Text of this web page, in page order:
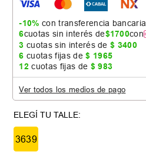
-10% con transferencia bancaria
6cuotas sin interés de$1700con
3 cuotas sin interés de$ 3400
6 cuotas fijas de$ 1965
12 cuotas fijas de $ 983
Ver todos los medios de pago
3639